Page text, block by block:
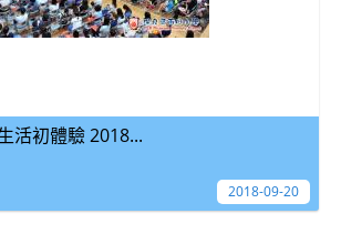
活初體驗 2018...
2018-09-20